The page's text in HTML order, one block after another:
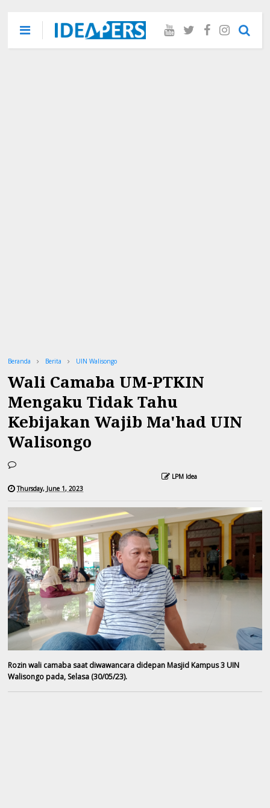
Beranda Berita UIN Walisongo
Wali Camaba UM-PTKIN
Mengaku Tidak Tahu
Kebijakan Wajib Ma'had UIN
Walisongo
LPM Idea
Thursday, June 1, 2023
Rozin wali camaba saat diwawancara didepan Masjid Kampus 3 UIN
Walisongo pada, Selasa (30/05/23).